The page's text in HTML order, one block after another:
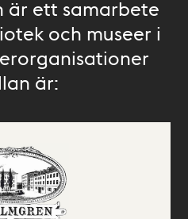
är ett samarbete
och museer i
är: